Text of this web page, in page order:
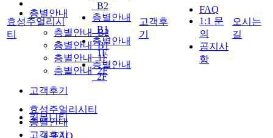
층별안내
층별안내_B2
층별안내_B1
층별안내_1F
층별안내_2F
고객후기
커뮤니티
효성주얼리시
티
_B2
층별안내
_B1
층별안내
_1F
층별안내
_2F
고객후
기
FAQ
1:1 문
의
공지사
항
오시는
길
효성주얼리시티
층별안내
고객후기